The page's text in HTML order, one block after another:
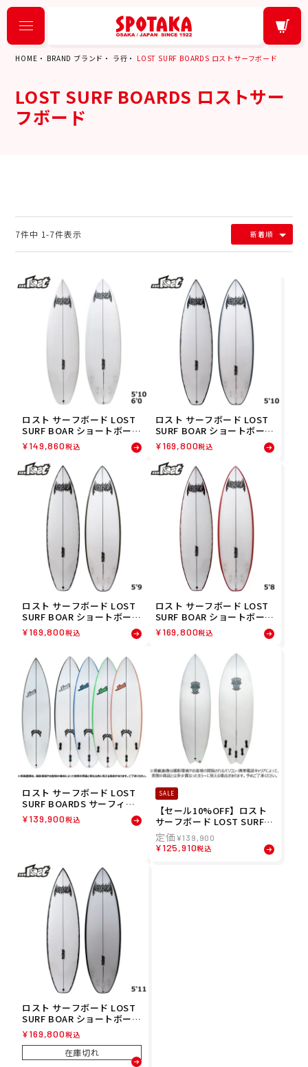
HOME BRAND ブランド ラ行 LOST SURF BOARDS ロストサーフボード
LOST SURF BOARDS ロストサー
フボード
新着順
7件中 1-7件表示
ロスト サーフボード LOST
SURF BOAR ショートボード
Seed Demon Poly Japan
Quality サーフィン サーフ
ボード 2600SDCLSP
¥149,860税込
ロスト サーフボード LOST
SURF BOAR ショートボード
Seed Demon Poly Japan
Quality Rails Spray サー
フィン サーフボード 26005
8
¥169,800税込
ロスト サーフボード LOST
SURF BOAR ショートボード
Seed Demon Poly Japan
Quality Rails Spray サー
¥169,800税込
ロスト サーフボード LOST
SURF BOAR ショートボード
Seed Demon Poly Japan
Quality Rails Spray サー
¥169,800税込
ロスト サーフボード LOST
SURF BOARDS サーフィン
サーフ サーフボード 板 3.0
STUB THUMB DRIVER POL
¥139,900税込
SALE
【セール10%OFF】ロスト
サーフボード LOST SURF B
OARDS サーフィン サーフ
サーフボード 板 5.6 PISCES
29.75L POLY JAPAN J42080
¥139,900
¥125,910税込
ロスト サーフボード LOST
SURF BOAR ショートボード
Seed Demon Poly Japan
Quality Rails Spray サー
フィン サーフボード 26005
9
¥169,800税込
在庫切れ